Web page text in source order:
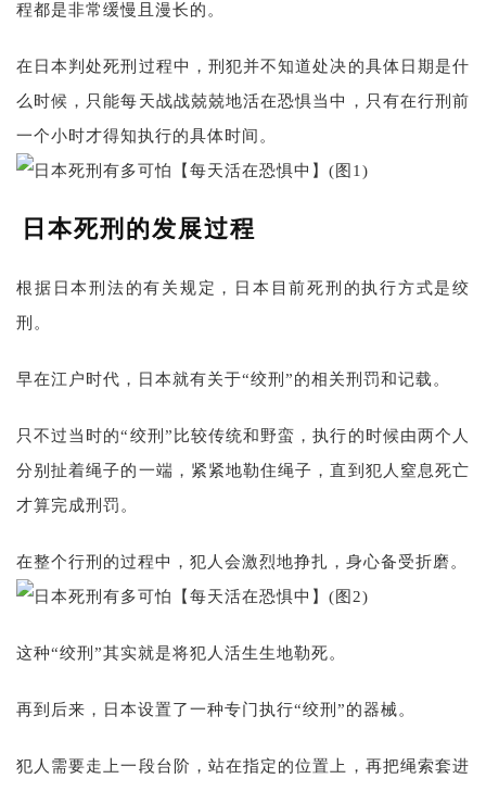
程都是非常缓慢且漫长的。
在日本判处死刑过程中，刑犯并不知道处决的具体日期是什
么时候，只能每天战战兢兢地活在恐惧当中，只有在行刑前
一个小时才得知执行的具体时间。
日本死刑的发展过程
根据日本刑法的有关规定，日本目前死刑的执行方式是绞
刑。
早在江户时代，日本就有关于“绞刑”的相关刑罚和记载。
只不过当时的“绞刑”比较传统和野蛮，执行的时候由两个人
分别扯着绳子的一端，紧紧地勒住绳子，直到犯人窒息死亡
才算完成刑罚。
在整个行刑的过程中，犯人会激烈地挣扎，身心备受折磨。
这种“绞刑”其实就是将犯人活生生地勒死。
再到后来，日本设置了一种专门执行“绞刑”的器械。
犯人需要走上一段台阶，站在指定的位置上，再把绳索套进